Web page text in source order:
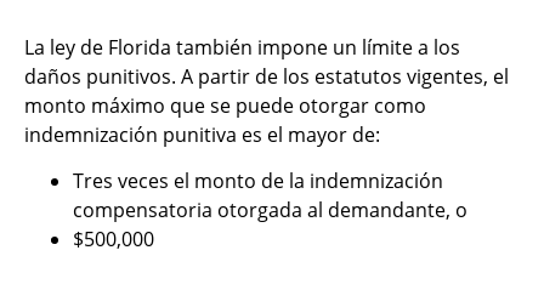
La ley de Florida también impone un límite a los
daños punitivos. A partir de los estatutos vigentes, el
monto máximo que se puede otorgar como
indemnización punitiva es el mayor de:
Tres veces el monto de la indemnización
compensatoria otorgada al demandante, o
$500,000